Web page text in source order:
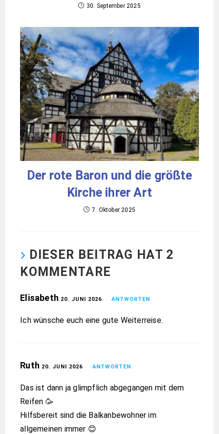
30. September 2025
Der rote Baron und die größte
Kirche ihrer Art
7. Oktober 2025
DIESER BEITRAG HAT 2
KOMMENTARE
Elisabeth 20. JUNI 2026 ANTWORTEN
Ich wünsche euch eine gute Weiterreise.
Ruth 20. JUNI 2026 ANTWORTEN
Das ist dann ja glimpflich abgegangen mit dem
Reifen 🥳
Hilfsbereit sind die Balkanbewohner im
allgemeinen immer 😊